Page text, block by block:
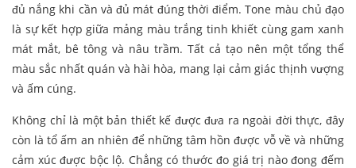
đủ nắng khi cần và đủ mát đúng thời điểm. Tone màu chủ đạo
là sự kết hợp giữa mảng màu trắng tinh khiết cùng gam xanh
mát mắt, bê tông và nâu trầm. Tất cả tạo nên một tổng thể
màu sắc nhất quán và hài hòa, mang lại cảm giác thịnh vượng
và ấm cúng.
Không chỉ là một bản thiết kế được đưa ra ngoài đời thực, đây
còn là tổ ấm an nhiên để những tâm hồn được vỗ về và những
cảm xúc được bộc lộ. Chẳng có thước đo giá trị nào đong đếm